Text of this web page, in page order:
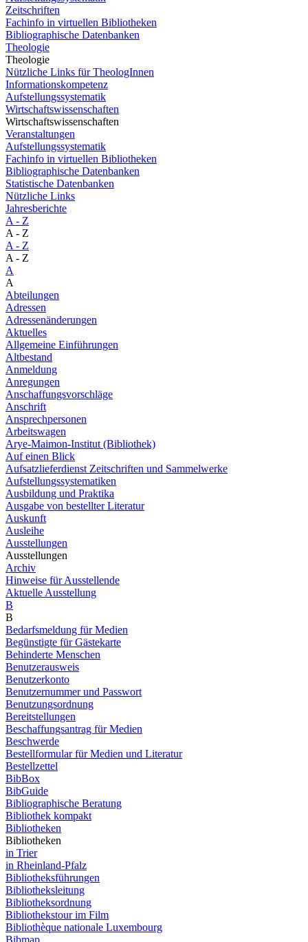
Zeitschriften
Fachinfo in virtuellen Bibliotheken
Bibliographische Datenbanken
Theologie
Theologie
Nützliche Links für TheologInnen
Informationskompetenz
Aufstellungssystematik
Wirtschaftswissenschaften
Wirtschaftswissenschaften
Veranstaltungen
Aufstellungssystematik
Fachinfo in virtuellen Bibliotheken
Bibliographische Datenbanken
Statistische Datenbanken
Nützliche Links
Jahresberichte
A - Z
A - Z
A - Z
A - Z
A
A
Abteilungen
Adressen
Adressenänderungen
Aktuelles
Allgemeine Einführungen
Altbestand
Anmeldung
Anregungen
Anschaffungsvorschläge
Anschrift
Ansprechpersonen
Arbeitswagen
Arye-Maimon-Institut (Bibliothek)
Auf einen Blick
Aufsatzlieferdienst Zeitschriften und Sammelwerke
Aufstellungssystematiken
Ausbildung und Praktika
Ausgabe von bestellter Literatur
Auskunft
Ausleihe
Ausstellungen
Ausstellungen
Archiv
Hinweise für Ausstellende
Aktuelle Ausstellung
B
B
Bedarfsmeldung für Medien
Begünstigte für Gästekarte
Behinderte Menschen
Benutzerausweis
Benutzerkonto
Benutzernummer und Passwort
Benutzungsordnung
Bereitstellungen
Beschaffungsantrag für Medien
Beschwerde
Bestellformular für Medien und Literatur
Bestellzettel
BibBox
BibGuide
Bibliographische Beratung
Bibliothek kompakt
Bibliotheken
Bibliotheken
in Trier
in Rheinland-Pfalz
Bibliotheksführungen
Bibliotheksleitung
Bibliotheksordnung
Bibliothekstour im Film
Bibliothèque nationale Luxembourg
Bibmap